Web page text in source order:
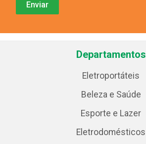
Departamentos
Eletroportáteis
Beleza e Saúde
Esporte e Lazer
Eletrodomésticos